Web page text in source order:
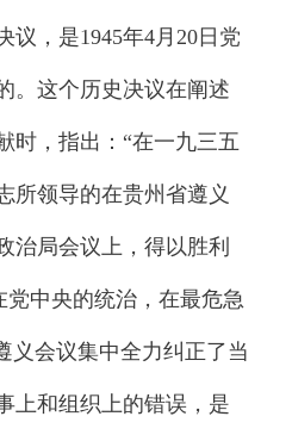
，是1945年4月20日党
。这个历史决议在阐述
时，指出：“在一九三五
所领导的在贵州省遵义
治局会议上，得以胜利
党中央的统治，在最危急
义会议集中全力纠正了当
上和组织上的错误，是